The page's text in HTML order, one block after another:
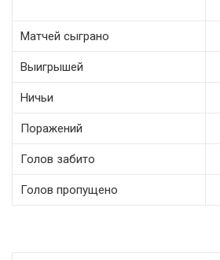
Матчей сыграно
Выигрышей
Ничьи
Поражений
Голов забито
Голов пропущено